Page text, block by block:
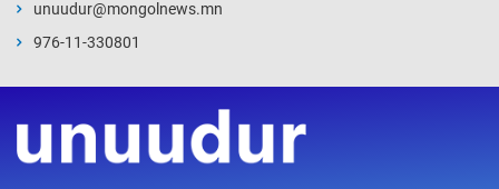
Өчигдөр 13 цаг 00 мин
Өчигдөр 12 цаг 30 мин
unuudur@mongolnews.mn
976-11-330801